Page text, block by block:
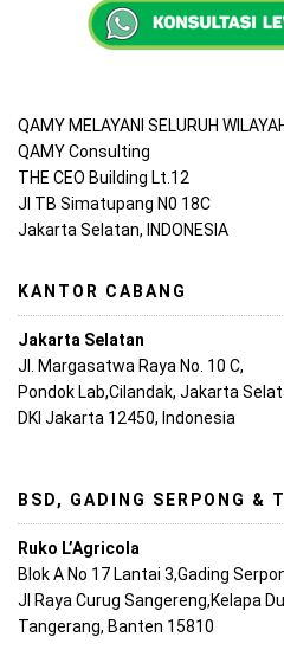
QAMY MELAYANI SELURUH
QAMY Consulting
THE CEO Building Lt.12
Jl TB Simatupang N0 18C
Jakarta Selatan, INDONESIA
KANTOR CABANG
Jakarta Selatan
Jl. Margasatwa Raya No. 10 C,
Pondok Lab,Cilandak, Jakarta
DKI Jakarta 12450, Indonesia
BSD, GADING SERPONG &
Ruko L’Agricola
Blok A No 17 Lantai 3,Gading
Jl Raya Curug Sangereng,Kelapa
Tangerang, Banten 15810